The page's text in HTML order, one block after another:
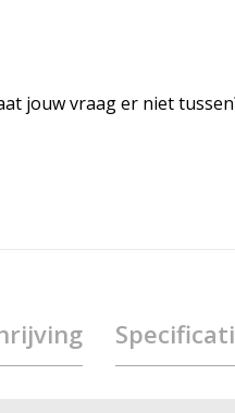
jouw vraag er niet